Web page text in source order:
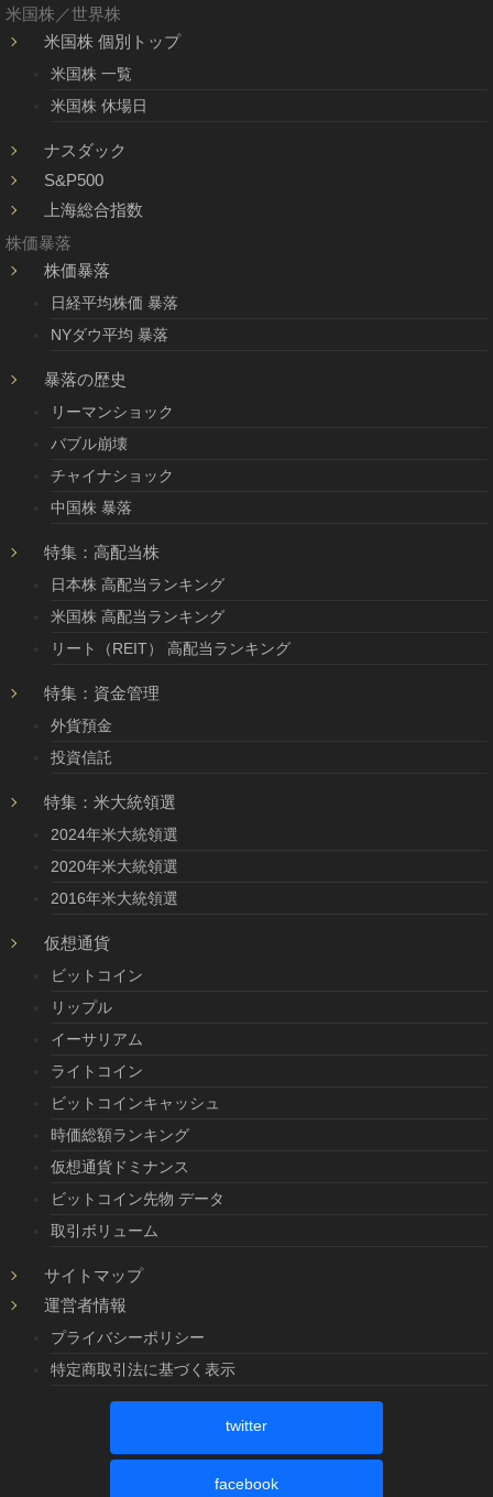
米国株／世界株
米国株 個別トップ
米国株 一覧
米国株 休場日
ナスダック
S&P500
上海総合指数
株価暴落
株価暴落
日経平均株価 暴落
NYダウ平均 暴落
暴落の歴史
リーマンショック
バブル崩壊
チャイナショック
中国株 暴落
特集：高配当株
日本株 高配当ランキング
米国株 高配当ランキング
リート（REIT） 高配当ランキング
特集：資金管理
外貨預金
投資信託
特集：米大統領選
2024年米大統領選
2020年米大統領選
2016年米大統領選
仮想通貨
ビットコイン
リップル
イーサリアム
ライトコイン
ビットコインキャッシュ
時価総額ランキング
仮想通貨ドミナンス
ビットコイン先物 データ
取引ボリューム
サイトマップ
運営者情報
プライバシーポリシー
特定商取引法に基づく表示
twitter
facebook